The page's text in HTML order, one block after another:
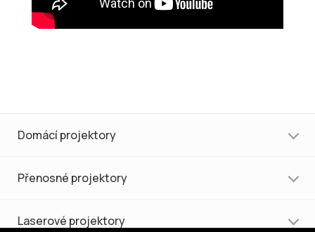
Domácí projektory
Přenosné projektory
Laserové projektory